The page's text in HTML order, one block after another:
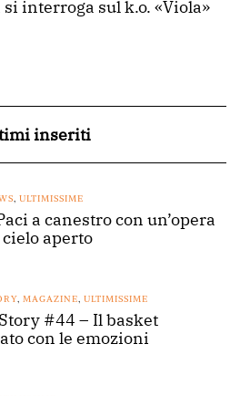
interroga sul k.o. «Viola»
inseriti
, ULTIMISSIME
a canestro con un’opera
cielo aperto
, MAGAZINE, ULTIMISSIME
#44 – Il basket
con le emozioni